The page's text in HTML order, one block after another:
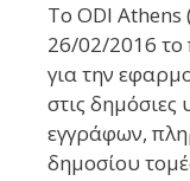
Το ODI Athens
26/02/2016 το
για την
στις δημόσιες
εγγράφων,
δημοσίου